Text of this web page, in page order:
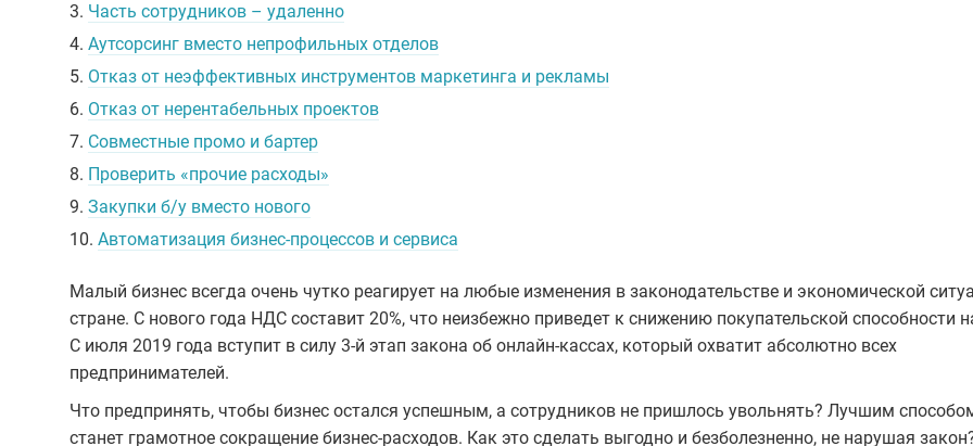
3. Часть сотрудников – удаленно
4. Аутсорсинг вместо непрофильных отделов
5. Отказ от неэффективных инструментов маркетинга и рекламы
6. Отказ от нерентабельных проектов
7. Совместные промо и бартер
8. Проверить «прочие расходы»
9. Закупки б/у вместо нового
10. Автоматизация бизнес-процессов и сервиса
Малый бизнес всегда очень чутко реагирует на любые изменения в законодательстве и экономической
стране. С нового года НДС составит 20%, что неизбежно приведет к снижению покупательской способности
С июля 2019 года вступит в силу 3-й этап закона об онлайн-кассах, который охватит абсолютно всех
предпринимателей.
Что предпринять, чтобы бизнес остался успешным, а сотрудников не пришлось увольнять? Лучшим
станет грамотное сокращение бизнес-расходов. Как это сделать выгодно и безболезненно, не нарушая